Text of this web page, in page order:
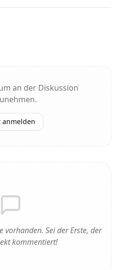
an der Diskussion
anmelden
vorhanden. Sei der Erste, der
kommentiert!